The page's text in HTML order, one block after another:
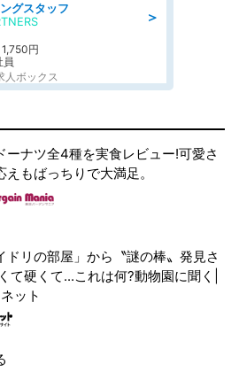
＞
グスタッフ
円
員
人ボックス
ーナツ全4種を実食レビュー!可愛さ
えもばっちりで大満足。
ドリの部屋」から〝謎の棒〟発見さ
て硬くて...これは何?動物園に聞く|
ット